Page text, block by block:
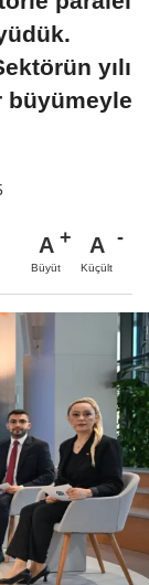
yılı
büyümeyle
A
Büyüt
A
Küçült